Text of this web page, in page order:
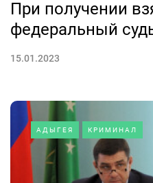
При получении
федеральный
15.01.2023
АДЫГЕЯ КРИМИНАЛ